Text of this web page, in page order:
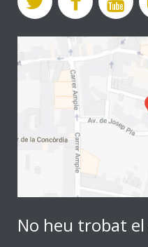
No heu trobat el